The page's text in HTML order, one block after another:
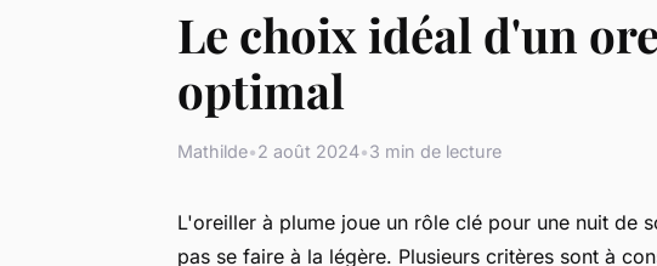
Le choix idéal d'un
optimal
Mathilde•2 août 2024•3 min de lecture
L'oreiller à plume joue un rôle clé pour une nuit de
pas se faire à la légère. Plusieurs critères sont à